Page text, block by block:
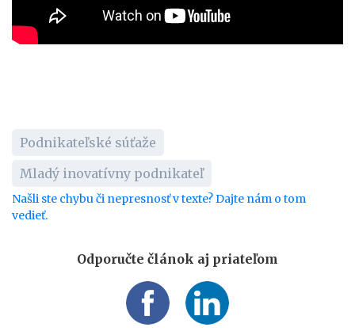
Podnikateľské súťaže
Mladý inovatívny podnikateľ
Našli ste chybu či nepresnosť v texte? Dajte nám o tom
vedieť.
Odporučte článok aj priateľom